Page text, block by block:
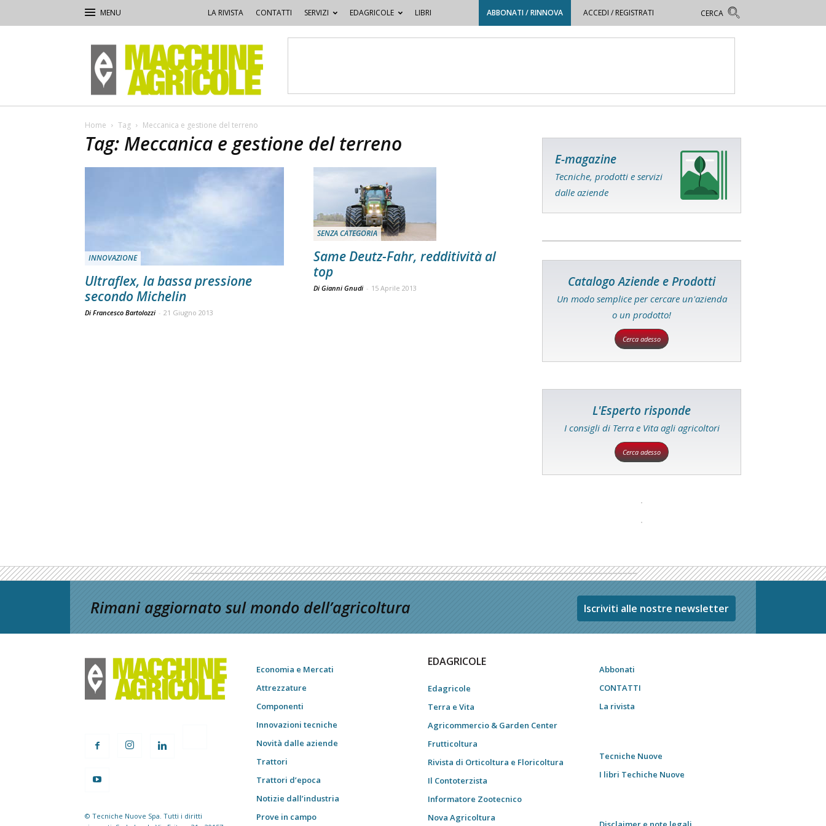
LA RIVISTA CONTATTI SERVIZI EDAGRICOLE LIBRI ABBONATI / RINNOVA ACCEDI / REGISTRATI
Macchine
Agricole
Home Tag Meccanica e gestione del terreno
Tag: Meccanica e gestione del terreno
INNOVAZIONE
Ultraflex, la bassa pressione
secondo Michelin
Di Francesco Bartolozzi - 21 Giugno 2013
SENZA CATEGORIA
Same Deutz-Fahr, redditività al
top
Di Gianni Gnudi - 15 Aprile 2013
E-magazine
Tecniche, prodotti e servizi
dalle aziende
Catalogo Aziende e Prodotti
Un modo semplice per cercare un'azienda
o un prodotto!
Cerca adesso
L'Esperto risponde
I consigli di Terra e Vita agli agricoltori
Cerca adesso
Rimani aggiornato sul mondo dell’agricoltura Iscriviti alle nostre newsletter
© Tecniche Nuove Spa. Tutti i diritti
Economia e Mercati
Attrezzature
Componenti
Innovazioni tecniche
Novità dalle aziende
Trattori
Trattori d’epoca
Notizie dall’industria
Prove in campo
EDAGRICOLE
Edagricole
Terra e Vita
Agricommercio & Garden Center
Frutticoltura
Rivista di Orticoltura e Floricoltura
Il Contoterzista
Informatore Zootecnico
Nova Agricoltura
Abbonati
CONTATTI
La rivista
Tecniche Nuove
I libri Techiche Nuove